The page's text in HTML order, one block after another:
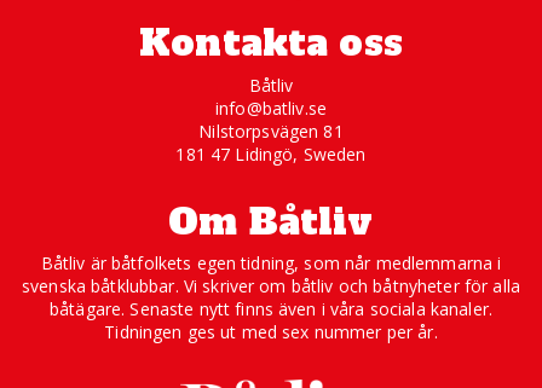
Kontakta oss
Båtliv
info@batliv.se
Nilstorpsvägen 81
181 47 Lidingö, Sweden
Om Båtliv
Båtliv är båtfolkets egen tidning, som når medlemmarna i
svenska båtklubbar. Vi skriver om båtliv och båtnyheter för alla
båtägare. Senaste nytt finns även i våra sociala kanaler.
Tidningen ges ut med sex nummer per år.